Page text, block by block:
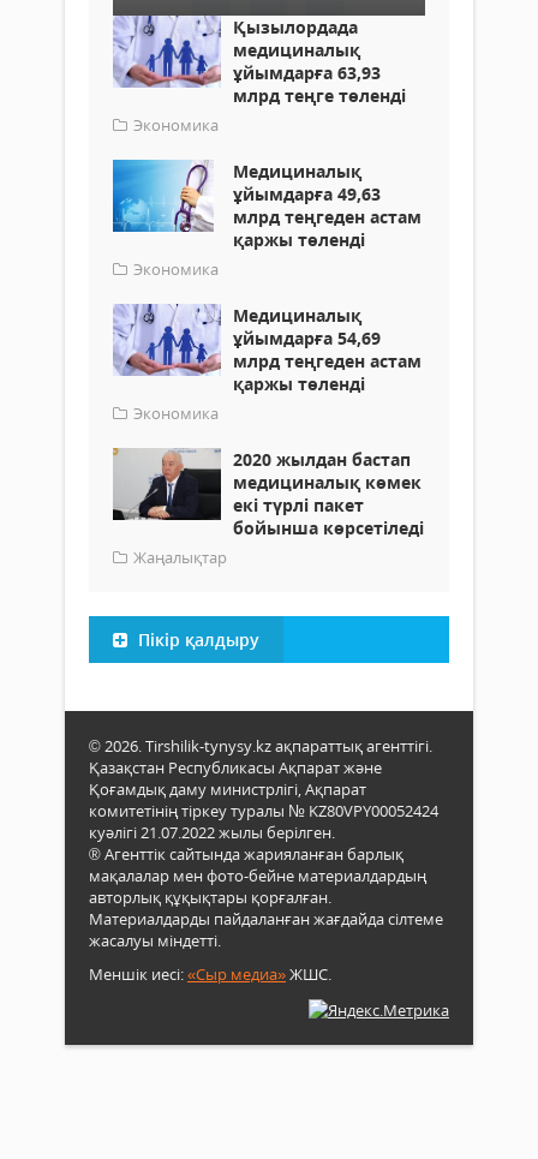
Қызылордада
медициналық
ұйымдарға 63,93
млрд теңге төленді
Экономика
Медициналық
ұйымдарға 49,63
млрд теңгеден астам
қаржы төленді
Экономика
Медициналық
ұйымдарға 54,69
млрд теңгеден астам
қаржы төленді
Экономика
2020 жылдан бастап
медициналық көмек
екі түрлі пакет
бойынша көрсетіледі
Жаңалықтар
Пікір қалдыру
© 2026. Tirshilik-tynysy.kz ақпараттық агенттігі.
Қазақстан Республикасы Ақпарат және
Қоғамдық даму министрлігі, Ақпарат
комитетінің тіркеу туралы № KZ80VPY00052424
куәлігі 21.07.2022 жылы берілген.
® Агенттік сайтында жарияланған барлық
мақалалар мен фото-бейне материалдардың
авторлық құқықтары қорғалған.
Материалдарды пайдаланған жағдайда сілтеме
жасалуы міндетті.
Меншік иесі:«Сыр медиа»ЖШС.